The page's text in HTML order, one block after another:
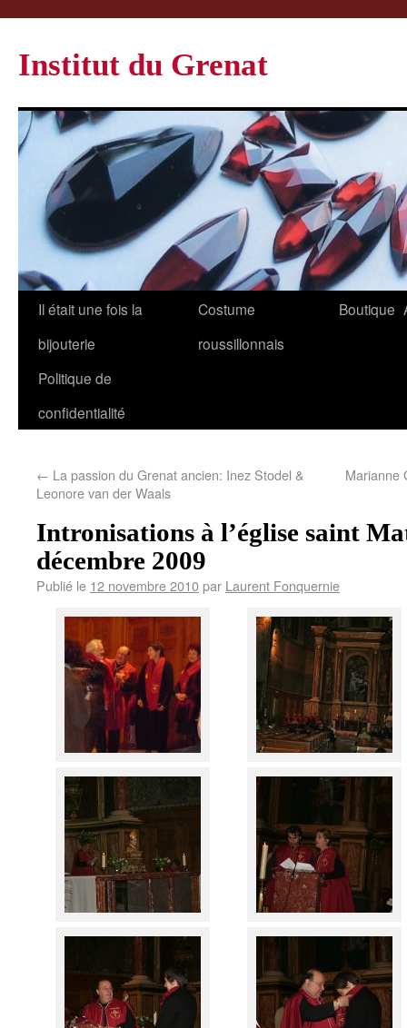
Institut du Grenat
Il était une fois la
bijouterie
Costume
roussillonnais
Boutique
Politique de
confidentialité
← La passion du Grenat ancien: Inez Stodel &
Leonore van der Waals
Marianne
Intronisations à l’église saint
décembre 2009
Publié le 12 novembre 2010par Laurent Fonquernie